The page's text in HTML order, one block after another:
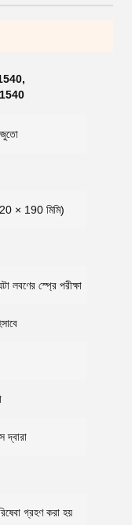
,
জুতো
× 190 মিমি)
স্প্রে পরীক্ষা
দ্বারা
গ্রহণ করা হয়